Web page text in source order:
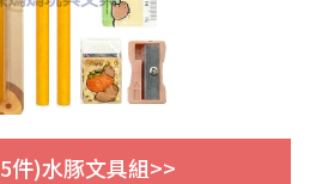
件)水豚文具組>>